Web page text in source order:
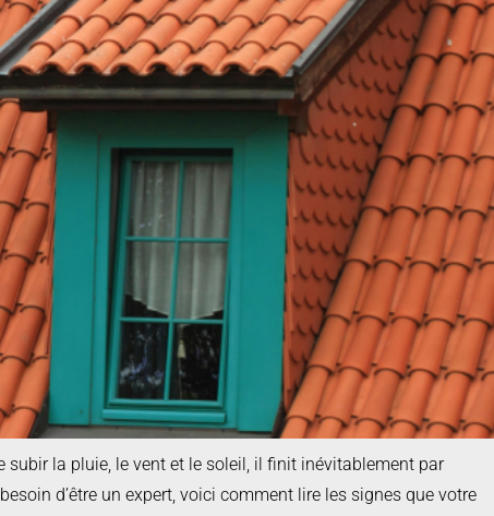
subir la pluie, le vent et le soleil, il finit inévitablement par
d’être un expert, voici comment lire les signes que votre